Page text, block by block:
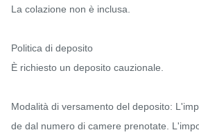
La colazione non è inclusa.
Politica di deposito
È richiesto un deposito cauzionale.
Modalità di versamento del deposito:
de dal numero di camere prenotate.